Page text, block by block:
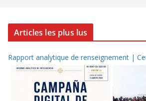
Articles les plus lus
Rapport analytique de renseignement |